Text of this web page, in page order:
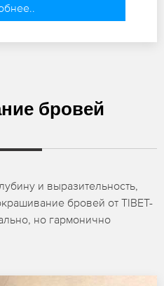
бровей
и выразительность,
бровей от TIBET-
но гармонично